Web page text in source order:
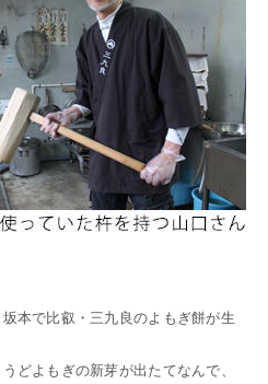
本で比叡・三九良のよもぎ餅が生
どよもぎの新芽が出たてなんで、